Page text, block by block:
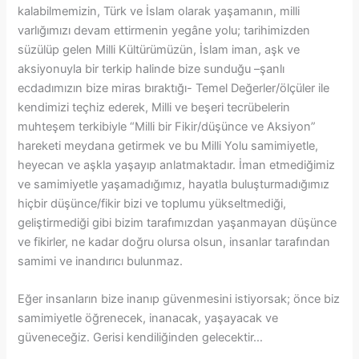
kalabilmemizin, Türk ve İslam olarak yaşamanın, milli
varlığımızı devam ettirmenin yegâne yolu; tarihimizden
süzülüp gelen Milli Kültürümüzün, İslam iman, aşk ve
aksiyonuyla bir terkip halinde bize sunduğu –şanlı
ecdadımızın bize miras bıraktığı- Temel Değerler/ölçüler ile
kendimizi teçhiz ederek, Milli ve beşeri tecrübelerin
muhteşem terkibiyle “Milli bir Fikir/düşünce ve Aksiyon”
hareketi meydana getirmek ve bu Milli Yolu samimiyetle,
heyecan ve aşkla yaşayıp anlatmaktadır. İman etmediğimiz
ve samimiyetle yaşamadığımız, hayatla buluşturmadığımız
hiçbir düşünce/fikir bizi ve toplumu yükseltmediği,
geliştirmediği gibi bizim tarafımızdan yaşanmayan düşünce
ve fikirler, ne kadar doğru olursa olsun, insanlar tarafından
samimi ve inandırıcı bulunmaz.
Eğer insanların bize inanıp güvenmesini istiyorsak; önce biz
samimiyetle öğrenecek, inanacak, yaşayacak ve
güveneceğiz. Gerisi kendiliğinden gelecektir…